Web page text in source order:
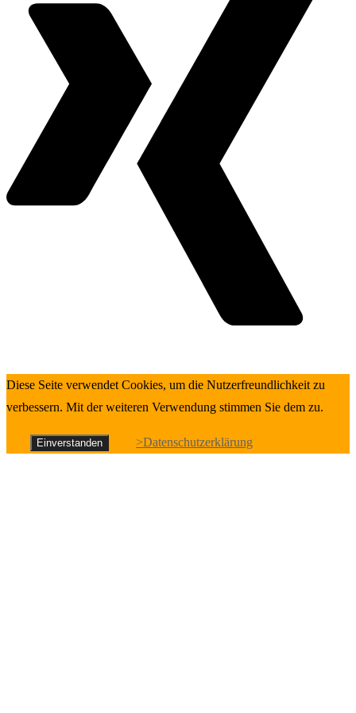
Diese Seite verwendet Cookies, um die Nutzerfreundlichkeit zu
verbessern. Mit der weiteren Verwendung stimmen Sie dem zu.
Einverstanden >Datenschutzerklärung